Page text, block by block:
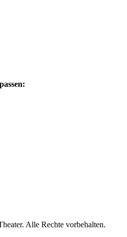
Alle Rechte vorbehalten.